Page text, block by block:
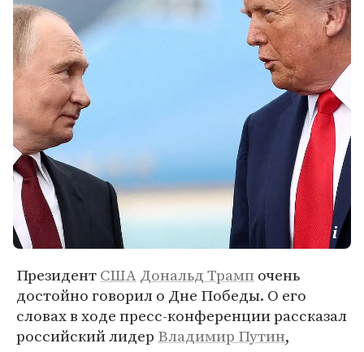
ПрезидентСШАДональд Трамп очень
достойно говорил о Дне Победы. О его
словах в ходе пресс-конференции рассказал
российский лидер Владимир Путин,